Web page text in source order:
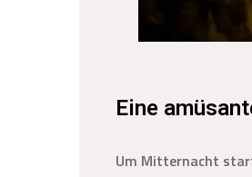
Eine
Um Mitternacht